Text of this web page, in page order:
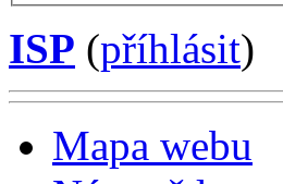
ISP (příhlásit)
Mapa webu